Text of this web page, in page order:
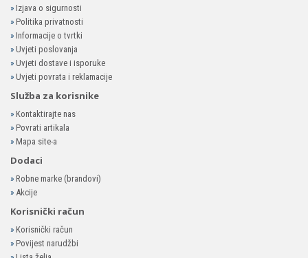
» Izjava o sigurnosti
» Politika privatnosti
» Informacije o tvrtki
» Uvjeti poslovanja
» Uvjeti dostave i isporuke
» Uvjeti povrata i reklamacije
Služba za korisnike
» Kontaktirajte nas
» Povrati artikala
» Mapa site-a
Dodaci
» Robne marke (brandovi)
» Akcije
Korisnički račun
» Korisnički račun
» Povijest narudžbi